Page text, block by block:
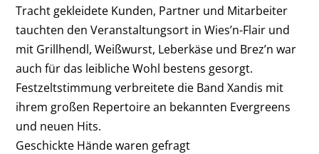
Tracht gekleidete Kunden, Partner und Mitarbeiter
tauchten den Veranstaltungsort in Wies’n-Flair und
mit Grillhendl, Weißwurst, Leberkäse und Brez’n war
auch für das leibliche Wohl bestens gesorgt.
Festzeltstimmung verbreitete die Band Xandis mit
ihrem großen Repertoire an bekannten Evergreens
und neuen Hits.
Geschickte Hände waren gefragt